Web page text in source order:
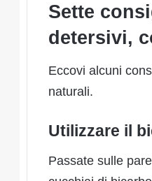
Sette
detersivi,
Eccovi alcuni
naturali.
Utilizzare il
Passate sulle